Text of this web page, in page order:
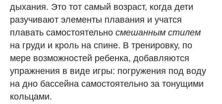
дыхания. Это тот самый возраст, когда дети
разучивают элементы плавания и учатся
плавать самостоятельно смешанным стилем
на груди и кроль на спине. В тренировку, по
мере возможностей ребенка, добавляются
упражнения в виде игры: погружения под воду
на дно бассейна самостоятельно за тонущими
кольцами.